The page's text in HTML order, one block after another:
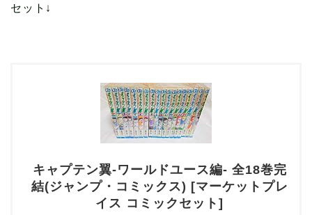
セット↓
キャプテン翼-ワールドユース編- 全18巻完
結(ジャンプ・コミックス) [マーケットプレ
イス コミックセット]